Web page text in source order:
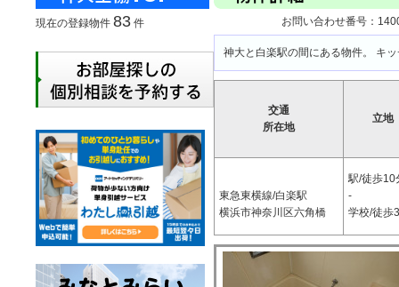
お問い合わせ番号：
神大と白楽駅の間にある物件。 キ
交通
所在地
立地
東急東横線/白楽駅
横浜市神奈川区六角橋
駅/徒歩10
-
学校/徒歩
現在の登録物件 83 件